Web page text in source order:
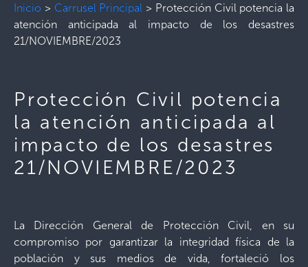
Inicio > Carrusel Principal > Protección Civil potencia la
atención anticipada al impacto de los desastres
21/NOVIEMBRE/2023
Protección Civil potencia
la atención anticipada al
impacto de los desastres
21/NOVIEMBRE/2023
La Dirección General de Protección Civil, en su
compromiso por garantizar la integridad física de la
población y sus medios de vida, fortaleció los